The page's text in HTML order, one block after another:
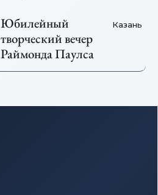
Юбилейный
творческий вечер
Раймонда Паулса
Казань